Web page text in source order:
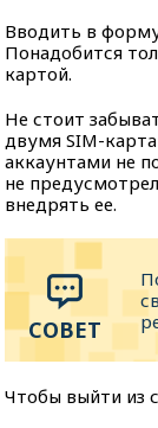
Вводить в
Понадобится
картой.
Не стоит
двумя SIM-
аккаунтами не
не
внедрять ее.
Чтобы выйти из